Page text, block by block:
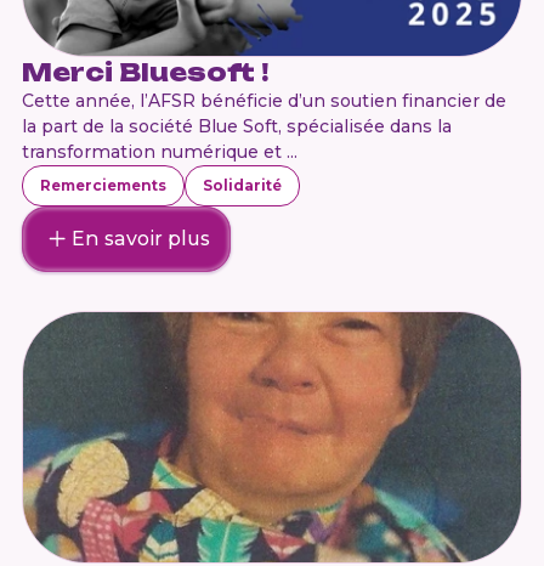
Merci Bluesoft !
Cette année, l’AFSR bénéficie d’un soutien financier de
la part de la société Blue Soft, spécialisée dans la
transformation numérique et ...
Remerciements Solidarité
En savoir plus